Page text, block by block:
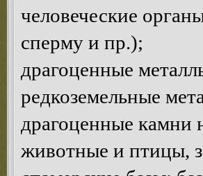
человеческие
сперму и пр.);
драгоценные
редкоземельные
драгоценные камни
животные и птицы,